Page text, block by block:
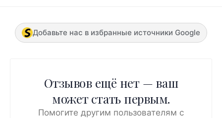
Добавьте нас в избранные источники Google
Отзывов ещё нет — ваш
может стать первым.
Помогите другим пользователям с